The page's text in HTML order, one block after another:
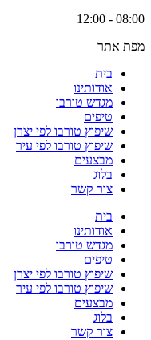
08:00 - 12:00
מפת אתר
בית
אודותינו
מגדש טורבו
טיפים
שיפוץ טורבו לפי יצרן
שיפוץ טורבו לפי עיר
מבצעים
בלוג
צור קשר
בית
אודותינו
מגדש טורבו
טיפים
שיפוץ טורבו לפי יצרן
שיפוץ טורבו לפי עיר
מבצעים
בלוג
צור קשר